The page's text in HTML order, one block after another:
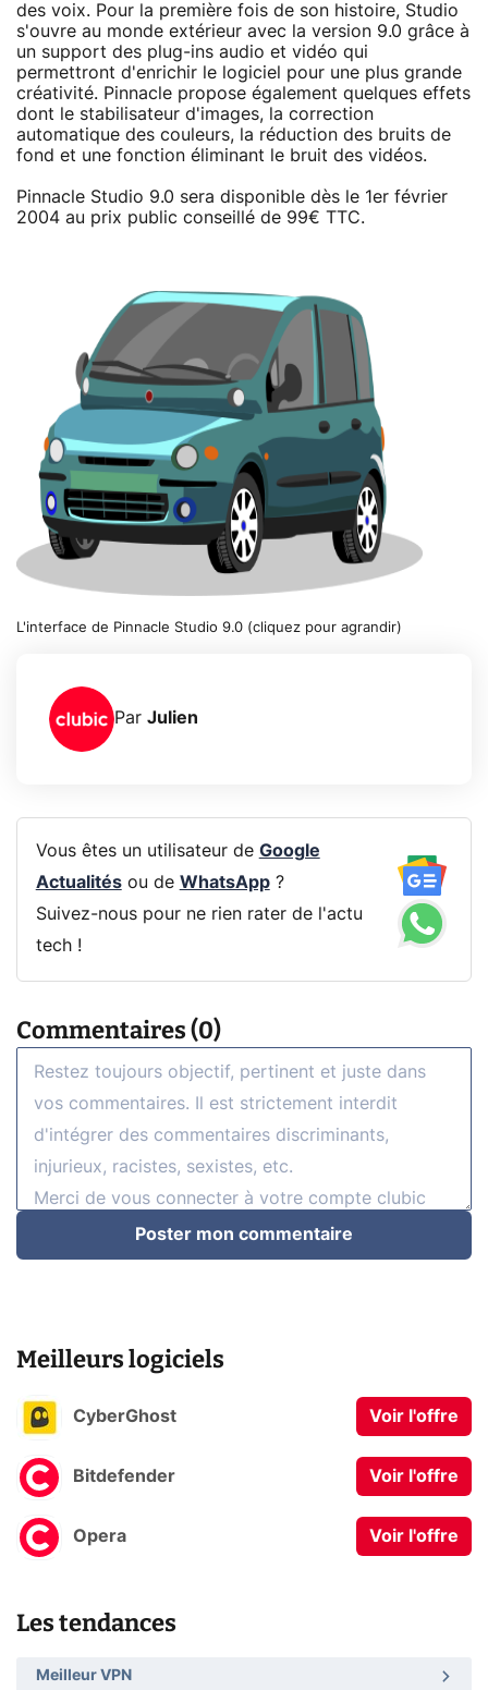
des voix. Pour la première fois de son histoire, Studio
s'ouvre au monde extérieur avec la version 9.0 grâce à
un support des plug-ins audio et vidéo qui
permettront d'enrichir le logiciel pour une plus grande
créativité. Pinnacle propose également quelques effets
dont le stabilisateur d'images, la correction
automatique des couleurs, la réduction des bruits de
fond et une fonction éliminant le bruit des vidéos.
Pinnacle Studio 9.0 sera disponible dès le 1er février
2004 au prix public conseillé de 99€ TTC.
L'interface de Pinnacle Studio 9.0 (cliquez pour agrandir)
Par Julien
Vous êtes un utilisateur de Google
Actualitésou de WhatsApp?
Suivez-nous pour ne rien rater de l'actu
tech !
Commentaires (0)
Poster mon commentaire
Meilleurs logiciels
CyberGhost Voir l'offre
Bitdefender Voir l'offre
Opera Voir l'offre
Les tendances
Meilleur VPN